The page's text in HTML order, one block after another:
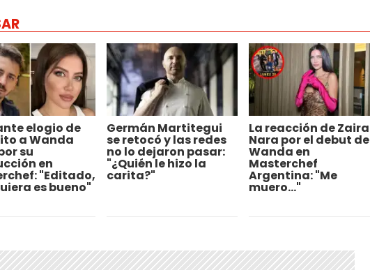
elogio de
a Wanda
su
en
"Editado,
es bueno"
Germán Martitegui
se retocó y las redes
no lo dejaron pasar:
"¿Quién le hizo la
carita?"
La reacción de Zaira
Nara por el debut de
Wanda en
Masterchef
Argentina: "Me
muero..."